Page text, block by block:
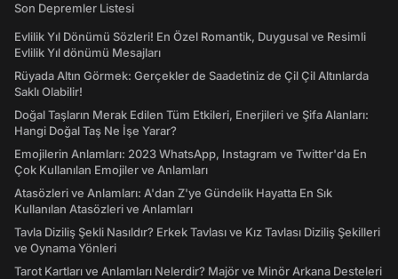
Son Depremler Listesi
Evlilik Yıl Dönümü Sözleri! En Özel Romantik, Duygusal ve Resimli
Evlilik Yıl dönümü Mesajları
Rüyada Altın Görmek: Gerçekler de Saadetiniz de Çil Çil Altınlarda
Saklı Olabilir!
Doğal Taşların Merak Edilen Tüm Etkileri, Enerjileri ve Şifa Alanları:
Hangi Doğal Taş Ne İşe Yarar?
Emojilerin Anlamları: 2023 WhatsApp, Instagram ve Twitter'da En
Çok Kullanılan Emojiler ve Anlamları
Atasözleri ve Anlamları: A'dan Z'ye Gündelik Hayatta En Sık
Kullanılan Atasözleri ve Anlamları
Tavla Diziliş Şekli Nasıldır? Erkek Tavlası ve Kız Tavlası Diziliş Şekilleri
ve Oynama Yönleri
Tarot Kartları ve Anlamları Nelerdir? Majör ve Minör Arkana Desteleri